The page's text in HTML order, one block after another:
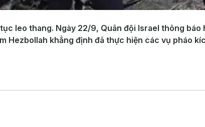
leo thang. Ngày 22/9, Quân đội Israel thông báo
Hezbollah khẳng định đã thực hiện các vụ pháo